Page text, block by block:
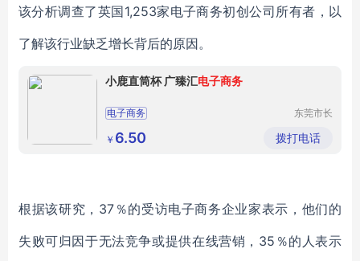
该分析调查了英国1,253家电子商务初创公司所有者，以
了解该行业缺乏增长背后的原因。
小鹿直筒杯 广臻汇电子商务
电子商务
东莞市长
金塑胶制
品厂（个
￥ 6.50 拨打电话
根据该研究，37％的受访电子商务企业家表示，他们的
失败可归因于无法竞争或提供在线营销，35％的人表示